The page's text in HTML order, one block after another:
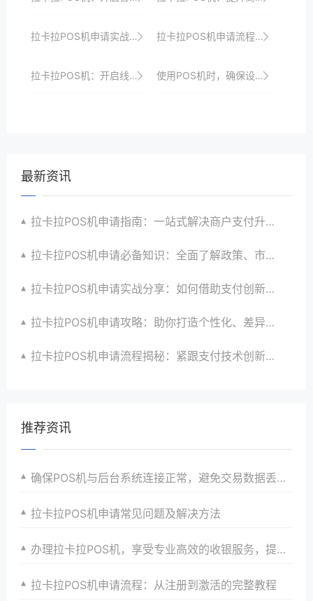
拉卡拉POS机申请实战技巧：如何高效沟通提升审核通过率 拉卡拉POS机申请流程速览，助你抢占支付智能化升级先机
拉卡拉POS机：开启线上线下融合支付新时代 使用POS机时，确保设备已正确连接至稳定的电源。
最新资讯
拉卡拉POS机申请指南：一站式解决商户支付升级、智能化与创新需求
拉卡拉POS机申请必备知识：全面了解政策、市场、技术与创新趋势
拉卡拉POS机申请实战分享：如何借助支付创新技术提升商户运营效益与效率
拉卡拉POS机申请攻略：助你打造个性化、差异化支付体验以提升竞争力
拉卡拉POS机申请流程揭秘：紧跟支付技术创新步伐，抢占市场先机
推荐资讯
确保POS机与后台系统连接正常，避免交易数据丢失。
拉卡拉POS机申请常见问题及解决方法
办理拉卡拉POS机，享受专业高效的收银服务，提升顾客满意度与忠诚度
拉卡拉POS机申请流程：从注册到激活的完整教程